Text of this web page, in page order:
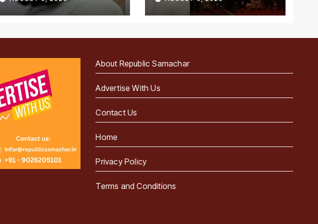
About Republic Samachar
Advertise With Us
Contact Us
Home
Privacy Policy
Terms and Conditions